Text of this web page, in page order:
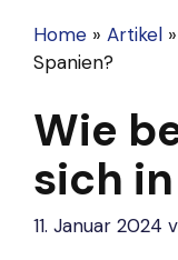
Home » Artikel »
Spanien?
Wie
sich
11. Januar 2024